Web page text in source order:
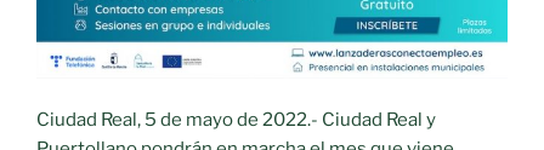
Ciudad Real, 5 de mayo de 2022.- Ciudad Real y